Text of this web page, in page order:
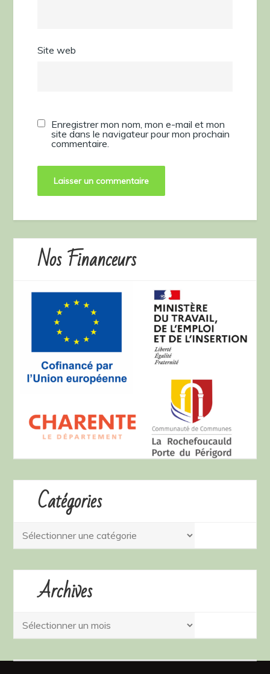
Site web
Enregistrer mon nom, mon e-mail et mon
site dans le navigateur pour mon prochain
commentaire.
Nos Financeurs
Catégories
Catégories
Archives
Archives